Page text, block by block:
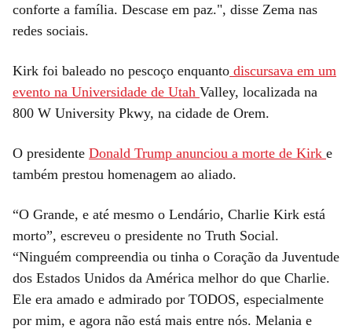
conforte a família. Descase em paz.", disse Zema nas
redes sociais.
Kirk foi baleado no pescoço enquanto discursava em um
evento na Universidade de Utah Valley, localizada na
800 W University Pkwy, na cidade de Orem.
O presidente Donald Trump anunciou a morte de Kirk e
também prestou homenagem ao aliado.
“O Grande, e até mesmo o Lendário, Charlie Kirk está
morto”, escreveu o presidente no Truth Social.
“Ninguém compreendia ou tinha o Coração da Juventude
dos Estados Unidos da América melhor do que Charlie.
Ele era amado e admirado por TODOS, especialmente
por mim, e agora não está mais entre nós. Melania e